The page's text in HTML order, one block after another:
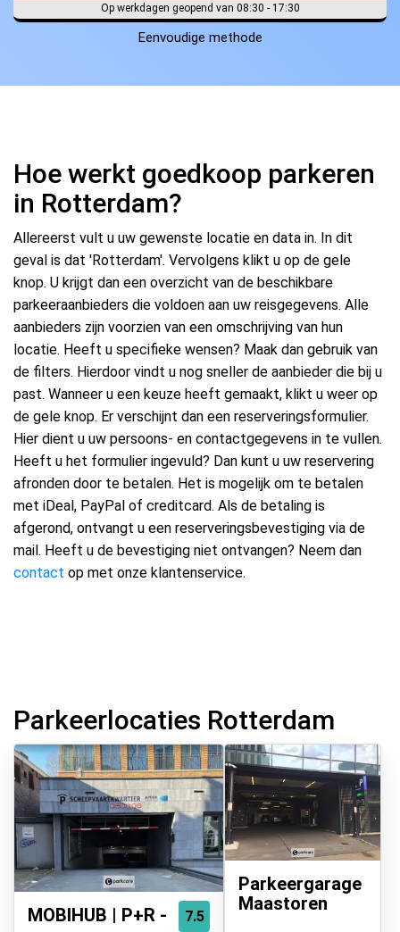
Op werkdagen geopend van 08:30 - 17:30
Eenvoudige methode
Hoe werkt goedkoop parkeren
in Rotterdam?
Allereerst vult u uw gewenste locatie en data in. In dit
geval is dat 'Rotterdam'. Vervolgens klikt u op de gele
knop. U krijgt dan een overzicht van de beschikbare
parkeeraanbieders die voldoen aan uw reisgegevens. Alle
aanbieders zijn voorzien van een omschrijving van hun
locatie. Heeft u specifieke wensen? Maak dan gebruik van
de filters. Hierdoor vindt u nog sneller de aanbieder die bij u
past. Wanneer u een keuze heeft gemaakt, klikt u weer op
de gele knop. Er verschijnt dan een reserveringsformulier.
Hier dient u uw persoons- en contactgegevens in te vullen.
Heeft u het formulier ingevuld? Dan kunt u uw reservering
afronden door te betalen. Het is mogelijk om te betalen
met iDeal, PayPal of creditcard. Als de betaling is
afgerond, ontvangt u een reserveringsbevestiging via de
mail. Heeft u de bevestiging niet ontvangen? Neem dan
contact op met onze klantenservice.
Parkeerlocaties Rotterdam
7.5
MOBIHUB | P+R -
Parkeergarage
Maastoren